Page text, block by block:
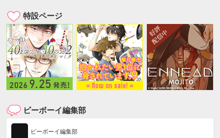
特設ページ
ビーボーイ編集部
ビーボーイ編集部